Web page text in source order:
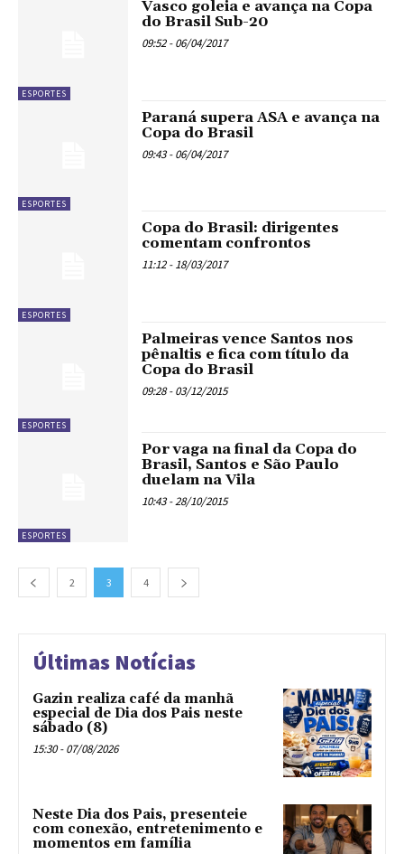
ESPORTES
Vasco goleia e avança na Copa
do Brasil Sub-20
09:52 - 06/04/2017
ESPORTES
Paraná supera ASA e avança na
Copa do Brasil
09:43 - 06/04/2017
ESPORTES
Copa do Brasil: dirigentes
comentam confrontos
11:12 - 18/03/2017
ESPORTES
Palmeiras vence Santos nos
pênaltis e fica com título da
Copa do Brasil
09:28 - 03/12/2015
ESPORTES
Por vaga na final da Copa do
Brasil, Santos e São Paulo
duelam na Vila
10:43 - 28/10/2015
2 3 4
Últimas Notícias
Gazin realiza café da manhã
especial de Dia dos Pais neste
sábado (8)
15:30 - 07/08/2026
Neste Dia dos Pais, presenteie
com conexão, entretenimento e
momentos em família